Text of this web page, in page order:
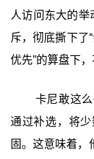
人访问东大的举
斥，彻底撕下了
优先”的算盘下
卡尼敢这
通过补选，将
固。这意味着，